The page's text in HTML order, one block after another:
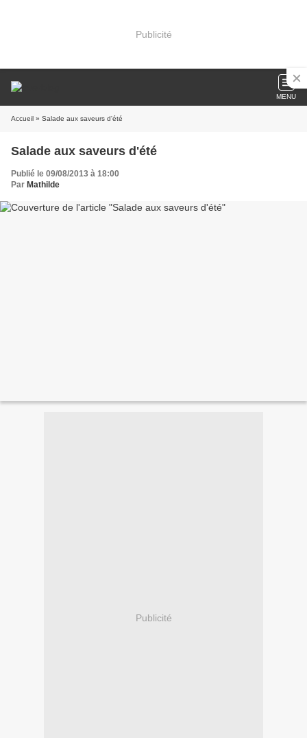
Publicité
MENU
Accueil » Salade aux saveurs d'été
Salade aux saveurs d'été
Publié le 09/08/2013 à 18:00
Par Mathilde
Publicité